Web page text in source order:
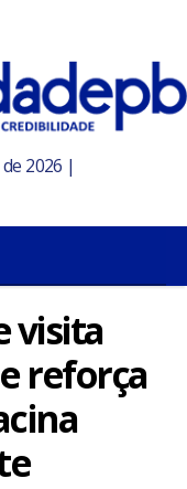
2026 |
visita
reforça